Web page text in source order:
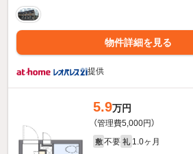
物件詳細を見る
提供
5.9万円
（管理費5,000円）
敷 不要 礼 1.0ヶ月